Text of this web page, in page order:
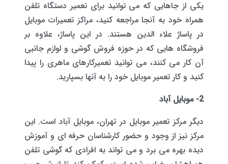
یکی از جاهایی که می توانید برای تعمیر دستگاه تلفن
همراه خود به آنجا مراجعه کنید، مراکز تعمیرات موبایل
در پاساژ علاء الدین هستند. در این پاساژ، علاوه بر
فروشگاه هایی که در حوزه فروش گوشی و لوازم جانبی
آن کار می کنند، می توانید تعمیرکارهای ماهری را پیدا
کنید و کار تعمیر موبایل خود را به آنها بسپارید.
2- موبایل آباد
دیگر مرکز تعمیر موبایل در تهران، موبایل آباد است. این
مرکز نیز از وجود و حضور کارشناسان حرفه ای و آموزش
دیده بهره می برد و می تواند به افرادی که گوشی تلفن